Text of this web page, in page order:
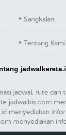
Sangkalan
Tentang Kami
jadwal, rute dan
jadwalbis.com
menyediakan
menyediakan